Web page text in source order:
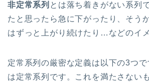
非定常系列 とは落ち着きがない系列
たと思ったら急に下がったり、そう
はずっと上がり続けたり…などのイ
定常系列の厳密な定義は以下の3つ
は定常系列です。これを満たさない